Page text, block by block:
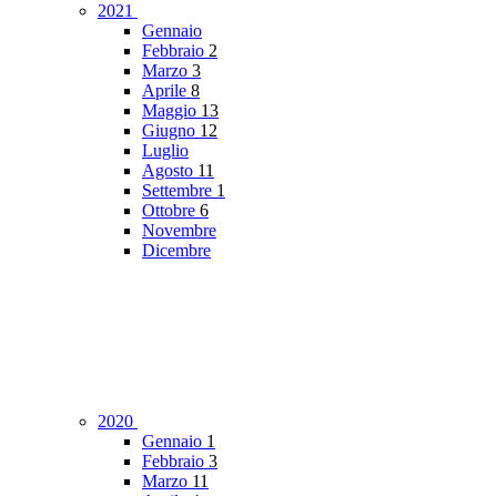
2021
Gennaio
Febbraio 2
Marzo 3
Aprile 8
Maggio 13
Giugno 12
Luglio
Agosto 11
Settembre 1
Ottobre 6
Novembre
Dicembre
2020
Gennaio 1
Febbraio 3
Marzo 11